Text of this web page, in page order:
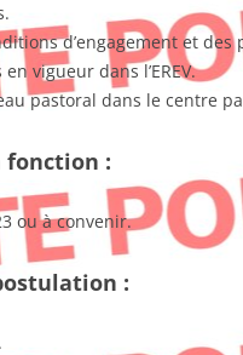
d’engagement et des
vigueur dans l’EREV.
pastoral dans le centre
fonction :
ou à convenir.
: